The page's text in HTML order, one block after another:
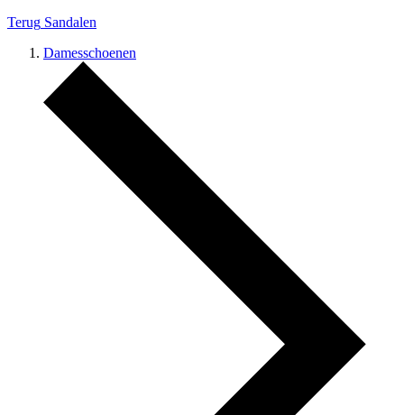
Terug Sandalen
Damesschoenen